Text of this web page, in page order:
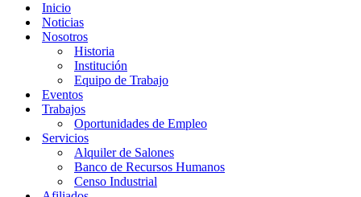
Inicio
Noticias
Nosotros
Historia
Institución
Equipo de Trabajo
Eventos
Trabajos
Oportunidades de Empleo
Servicios
Alquiler de Salones
Banco de Recursos Humanos
Censo Industrial